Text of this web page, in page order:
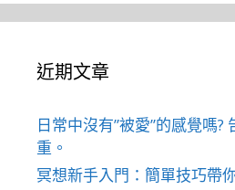
近期文章
日常中沒有”被愛”的感覺嗎?
重。
冥想新手入門：簡單技巧帶